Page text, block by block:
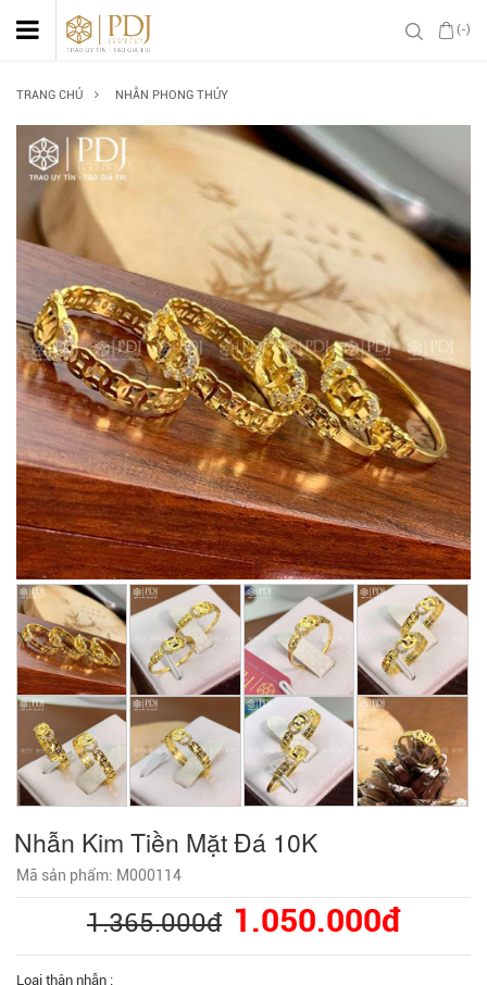
(-)
TRANG CHỦ NHẪN PHONG THỦY
Nhẫn Kim Tiền Mặt Đá 10K
Mã sản phẩm: M000114
1.365.000đ 1.050.000đ
Loại thân nhẫn :